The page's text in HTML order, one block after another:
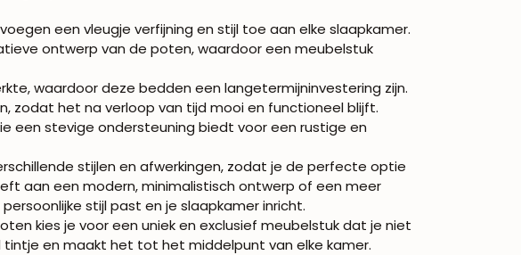
een vleugje verfijning en stijl toe aan elke slaapkamer.
ontwerp van de poten, waardoor een meubelstuk
waardoor deze bedden een langetermijninvestering zijn.
zodat het na verloop van tijd mooi en functioneel blijft.
een stevige ondersteuning biedt voor een rustige en
stijlen en afwerkingen, zodat je de perfecte optie
aan een modern, minimalistisch ontwerp of een meer
stijl past en je slaapkamer inricht.
kies je voor een uniek en exclusief meubelstuk dat je niet
en maakt het tot het middelpunt van elke kamer.